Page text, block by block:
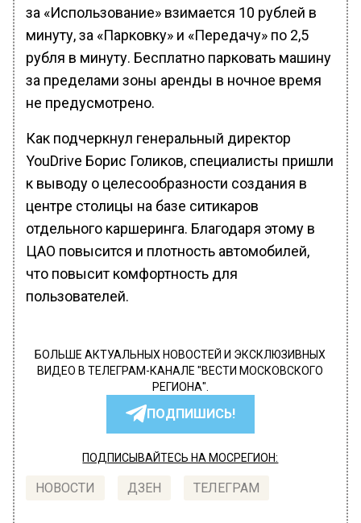
за «Использование» взимается 10 рублей в
минуту, за «Парковку» и «Передачу» по 2,5
рубля в минуту. Бесплатно парковать машину
за пределами зоны аренды в ночное время
не предусмотрено.
Как подчеркнул генеральный директор
YouDrive Борис Голиков, специалисты пришли
к выводу о целесообразности создания в
центре столицы на базе ситикаров
отдельного каршеринга. Благодаря этому в
ЦАО повысится и плотность автомобилей,
что повысит комфортность для
пользователей.
БОЛЬШЕ АКТУАЛЬНЫХ НОВОСТЕЙ И ЭКСКЛЮЗИВНЫХ
ВИДЕО В ТЕЛЕГРАМ-КАНАЛЕ "ВЕСТИ МОСКОВСКОГО
РЕГИОНА".
ПОДПИШИСЬ!
ПОДПИСЫВАЙТЕСЬ НА МОСРЕГИОН:
НОВОСТИ ДЗЕН ТЕЛЕГРАМ